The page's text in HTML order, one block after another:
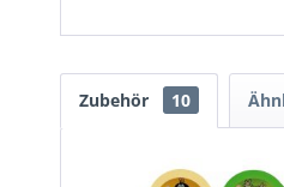
Zubehör 10